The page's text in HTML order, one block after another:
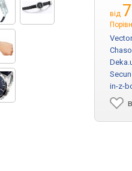
від
in-z-